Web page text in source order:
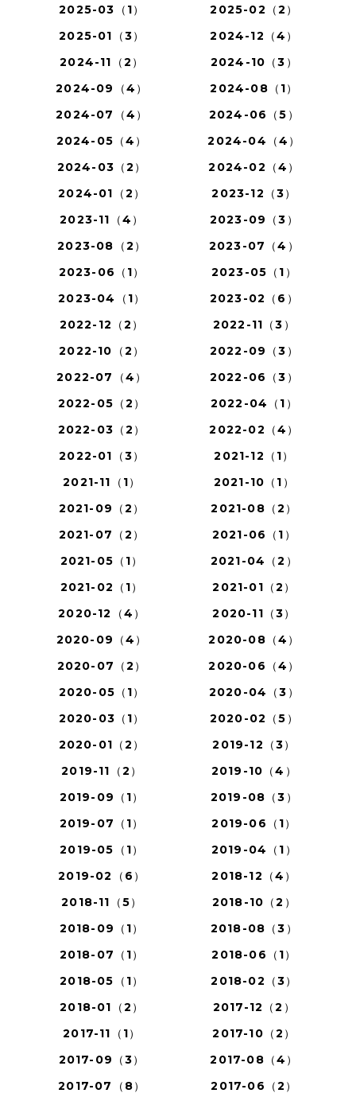
2025-03（1）
2025-02（2）
2025-01（3）
2024-12（4）
2024-11（2）
2024-10（3）
2024-09（4）
2024-08（1）
2024-07（4）
2024-06（5）
2024-05（4）
2024-04（4）
2024-03（2）
2024-02（4）
2024-01（2）
2023-12（3）
2023-11（4）
2023-09（3）
2023-08（2）
2023-07（4）
2023-06（1）
2023-05（1）
2023-04（1）
2023-02（6）
2022-12（2）
2022-11（3）
2022-10（2）
2022-09（3）
2022-07（4）
2022-06（3）
2022-05（2）
2022-04（1）
2022-03（2）
2022-02（4）
2022-01（3）
2021-12（1）
2021-11（1）
2021-10（1）
2021-09（2）
2021-08（2）
2021-07（2）
2021-06（1）
2021-05（1）
2021-04（2）
2021-02（1）
2021-01（2）
2020-12（4）
2020-11（3）
2020-09（4）
2020-08（4）
2020-07（2）
2020-06（4）
2020-05（1）
2020-04（3）
2020-03（1）
2020-02（5）
2020-01（2）
2019-12（3）
2019-11（2）
2019-10（4）
2019-09（1）
2019-08（3）
2019-07（1）
2019-06（1）
2019-05（1）
2019-04（1）
2019-02（6）
2018-12（4）
2018-11（5）
2018-10（2）
2018-09（1）
2018-08（3）
2018-07（1）
2018-06（1）
2018-05（1）
2018-02（3）
2018-01（2）
2017-12（2）
2017-11（1）
2017-10（2）
2017-09（3）
2017-08（4）
2017-07（8）
2017-06（2）